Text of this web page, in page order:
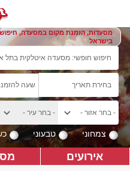
מסעדות, הזמנת מקום במסעדה,
בישראל
צמחוני טבעוני
אירועים